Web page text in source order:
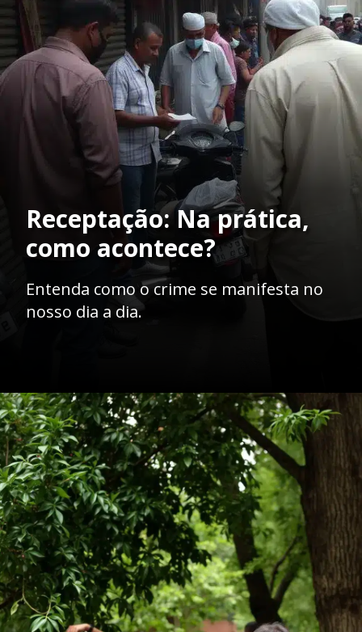
Receptação: Na prática,
como acontece?
Entenda como o crime se manifesta no
nosso dia a dia.
Openinghttps://ademilsoncs.adv.br/